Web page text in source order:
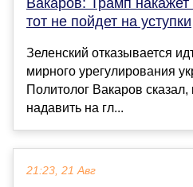
тот не пойдет на уступки
Зеленский отказывается
мирного урегулирования
Политолог Вакаров
надавить на гл...
21:23, 21 Авг